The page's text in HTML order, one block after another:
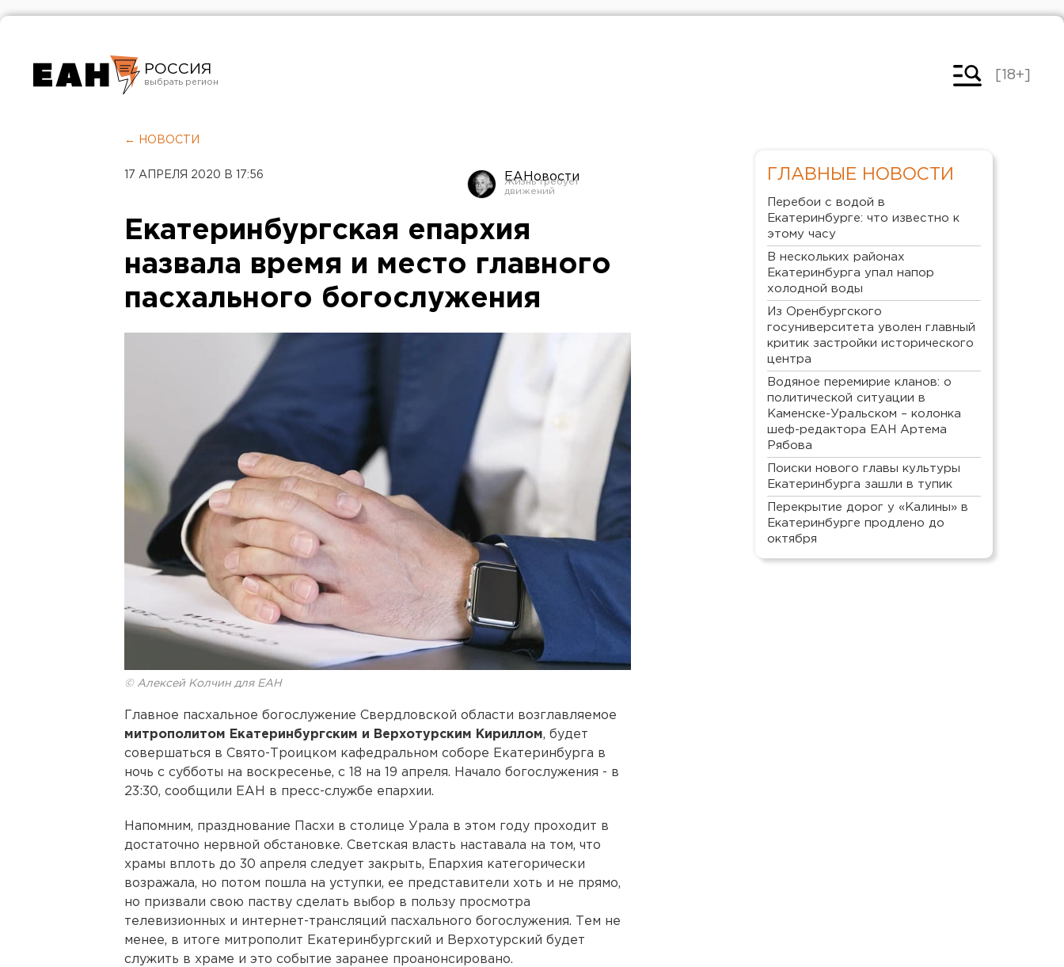
РОССИЯ
Челябинск
[18+]
← НОВОСТИ
17 АПРЕЛЯ 2020 В 17:56 ЕАНовости
Екатеринбургская епархия
назвала время и место главного
пасхального богослужения
© Алексей Колчин для ЕАН
Главное пасхальное богослужение Свердловской области возглавляемое
митрополитом Екатеринбургским и Верхотурским Кириллом, будет
совершаться в Свято-Троицком кафедральном соборе Екатеринбурга в
ночь с субботы на воскресенье, с 18 на 19 апреля. Начало богослужения - в
23:30, сообщили ЕАН в пресс-службе епархии.
Напомним, празднование Пасхи в столице Урала в этом году проходит в
достаточно нервной обстановке. Светская власть наставала на том, что
храмы вплоть до 30 апреля следует закрыть, Епархия категорически
возражала, но потом пошла на уступки, ее представители хоть и не прямо,
но призвали свою паству сделать выбор в пользу просмотра
телевизионных и интернет-трансляций пасхального богослужения. Тем не
менее, в итоге митрополит Екатеринбургский и Верхотурский будет
служить в храме и это событие заранее проанонсировано.
ГЛАВНЫЕ НОВОСТИ
Перебои с водой в
Екатеринбурге: что известно к
этому часу
В нескольких районах
Екатеринбурга упал напор
холодной воды
Из Оренбургского
госуниверситета уволен главный
критик застройки исторического
центра
Водяное перемирие кланов: о
политической ситуации в
Каменске-Уральском – колонка
шеф-редактора ЕАН Артема
Рябова
Поиски нового главы культуры
Екатеринбурга зашли в тупик
Перекрытие дорог у «Калины» в
Екатеринбурге продлено до
октября